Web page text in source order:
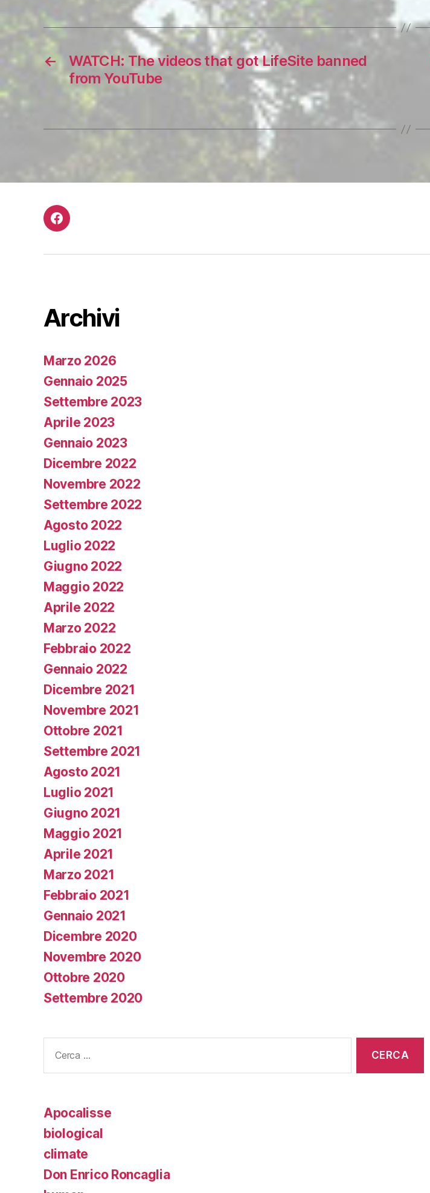
←
WATCH: The videos that got LifeSite banned
from YouTube
Facebook
Archivi
Marzo 2026
Gennaio 2025
Settembre 2023
Aprile 2023
Gennaio 2023
Dicembre 2022
Novembre 2022
Settembre 2022
Agosto 2022
Luglio 2022
Giugno 2022
Maggio 2022
Aprile 2022
Marzo 2022
Febbraio 2022
Gennaio 2022
Dicembre 2021
Novembre 2021
Ottobre 2021
Settembre 2021
Agosto 2021
Luglio 2021
Giugno 2021
Maggio 2021
Aprile 2021
Marzo 2021
Febbraio 2021
Gennaio 2021
Dicembre 2020
Novembre 2020
Ottobre 2020
Settembre 2020
Apocalisse
biological
climate
Don Enrico Roncaglia